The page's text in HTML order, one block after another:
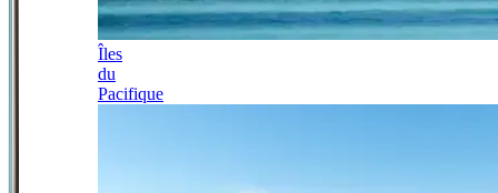
Îles
du
Pacifique